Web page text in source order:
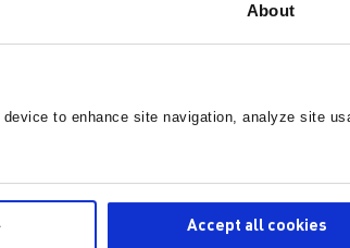
About
to enhance site navigation, analyze site
Accept all cookies